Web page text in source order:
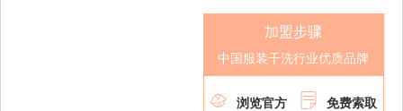
加盟步骤
中国服装干洗行业优质品牌

浏览官方

免费索取